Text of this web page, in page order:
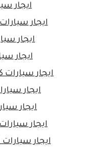
ايجار
ايجار
ايجار
ايجار
ايجار سيارات
ايجار
ايجار
ايجار
ايجار